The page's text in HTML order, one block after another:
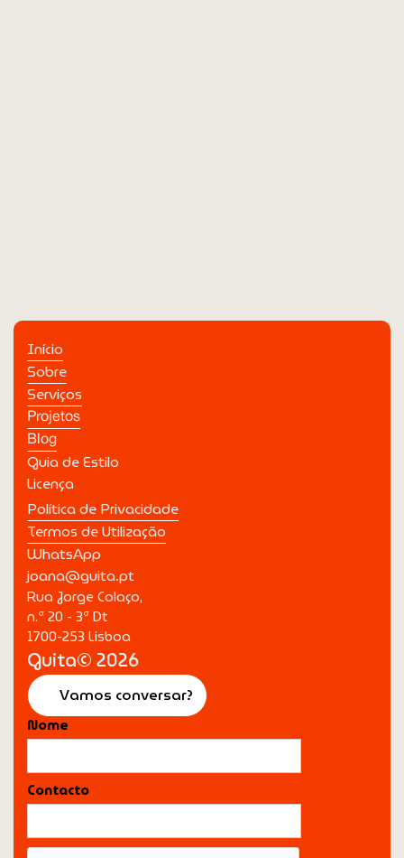
Guita© 2026
Vamos conversar?
Nome
Contacto
WhatsApp
joana@guita.pt
Rua Jorge Colaço,
n.º 20 - 3º Dt
1700-253 Lisboa
Início
Sobre
Serviços
Projetos
Blog
Guia de Estilo
Licença
Política de Privacidade
Termos de Utilização